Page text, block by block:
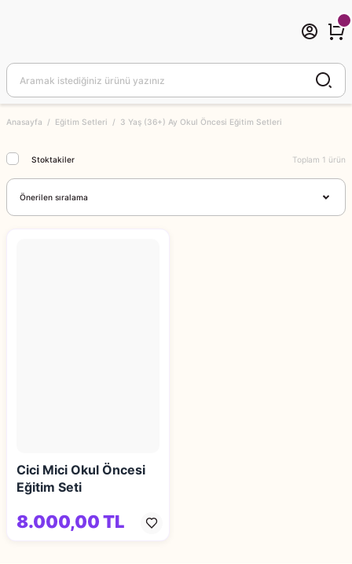
Anasayfa Eğitim Setleri 3 Yaş (36+) Ay Okul Öncesi Eğitim Setleri
Stoktakiler Toplam 1 ürün
Cici Mici Okul Öncesi
Eğitim Seti
8.000,00 TL